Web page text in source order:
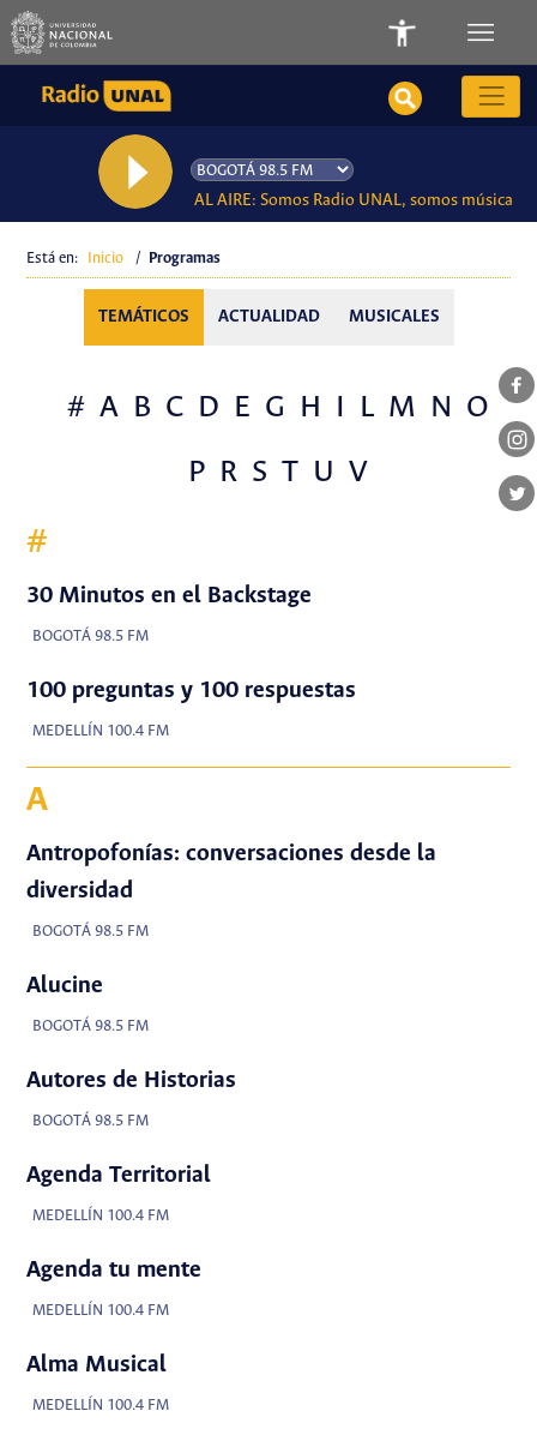
AL AIRE: Somos Radio UNAL, somos música
Está en: Inicio / Programas
TEMÁTICOS ACTUALIDAD MUSICALES
# A B C D E G H I L M N O
P R S T U V
#
30 Minutos en el Backstage
BOGOTÁ 98.5 FM
100 preguntas y 100 respuestas
MEDELLÍN 100.4 FM
A
Antropofonías: conversaciones desde la
diversidad
BOGOTÁ 98.5 FM
Alucine
BOGOTÁ 98.5 FM
Autores de Historias
BOGOTÁ 98.5 FM
Agenda Territorial
MEDELLÍN 100.4 FM
Agenda tu mente
MEDELLÍN 100.4 FM
Alma Musical
MEDELLÍN 100.4 FM